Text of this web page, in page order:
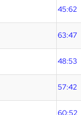
45:62
63:47
48:53
57:42
60:52